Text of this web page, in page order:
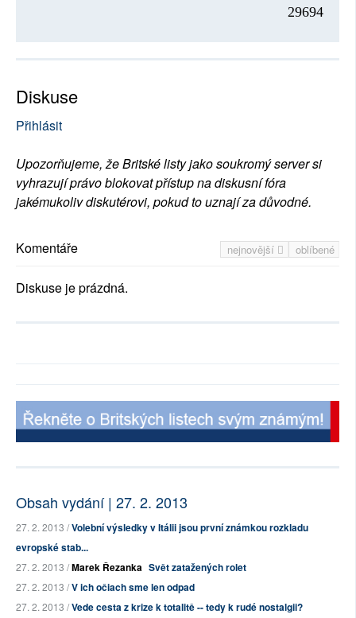
29694
Diskuse
Přihlásit
Upozorňujeme, že Britské listy jako soukromý server si
vyhrazují právo blokovat přístup na diskusní fóra
jakémukoliv diskutérovi, pokud to uznají za důvodné.
nejnovější oblíbené
Komentáře
Diskuse je prázdná.
Obsah vydání | 27. 2. 2013
27. 2. 2013 /Volební výsledky v Itálii jsou první známkou rozkladu
evropské stab...
27. 2. 2013 /Marek Řezanka Svět zatažených rolet
27. 2. 2013 /V ich očiach sme len odpad
27. 2. 2013 /Vede cesta z krize k totalitě -- tedy k rudé nostalgii?